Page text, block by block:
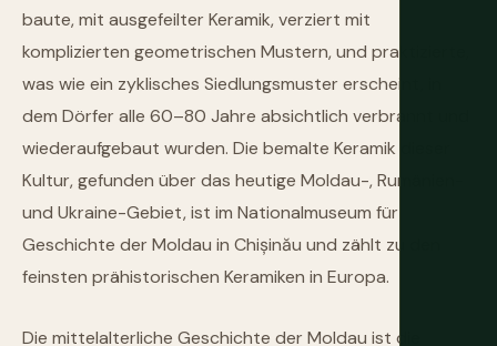
baute, mit ausgefeilter Keramik, verziert mit
komplizierten geometrischen Mustern, und praktizierte,
was wie ein zyklisches Siedlungsmuster erscheint, in
dem Dörfer alle 60–80 Jahre absichtlich verbrannt und
wiederaufgebaut wurden. Die bemalte Keramik dieser
Kultur, gefunden über das heutige Moldau-, Rumänien-
und Ukraine-Gebiet, ist im Nationalmuseum für
Geschichte der Moldau in Chișinău und zählt zu den
feinsten prähistorischen Keramiken in Europa.
Die mittelalterliche Geschichte der Moldau ist die